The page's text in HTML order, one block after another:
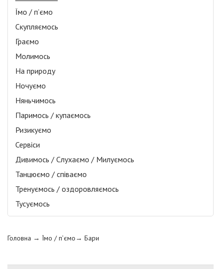
Їмо / п’ємо
Скупляємось
Граємо
Молимось
На природу
Ночуємо
Няньчимось
Паримось / купаємось
Ризикуємо
Сервіси
Дивимось / Слухаємо / Милуємось
Танцюємо / співаємо
Тренуємось / оздоровляємось
Тусуємось
Головна → Їмо / п’ємо→ Бари